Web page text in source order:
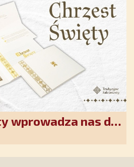
wprowadza nas do
Nasz pakiet